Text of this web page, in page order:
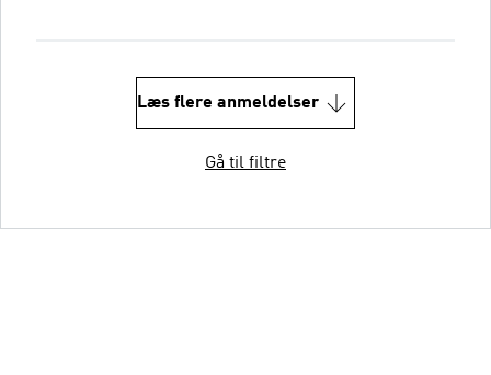
Læs flere anmeldelser
Gå til filtre